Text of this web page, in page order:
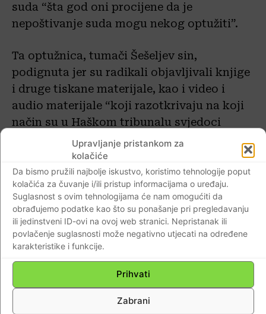
Upravljanje pristankom za
kolačiće
Da bismo pružili najbolje iskustvo, koristimo tehnologije poput
kolačića za čuvanje i/ili pristup informacijama o uređaju.
Suglasnost s ovim tehnologijama će nam omogućiti da
obrađujemo podatke kao što su ponašanje pri pregledavanju
ili jedinstveni ID-ovi na ovoj web stranici. Nepristanak ili
povlačenje suglasnosti može negativno utjecati na određene
karakteristike i funkcije.
Prihvati
Zabrani
suda “šta god oni procijene da je
nepoštivanje suda mogu nekog optužiti”.
Ta optužnica, tumači Šešeljev sin,
podignuta jer su radikali objavljivali knjige
i druge tiskane materijale, kao i video i
audio materijale “koji razotkrivaju na koji
način su u Haškom tribunalu svjedoci
optužbe bili instruirani i potkupljeni da
svjedoče protiv Vojislava Šešelja” u
njegovom osnovnom procesu.
Aleksandar Šešelj drži da podizanje nove
optužnice u predizbornom periodu nije
slučajno i Haški tribunal vidi kao “politički
instrument interesa i za račun SAD-a”,
sukladno političkoj situaciji.
Izvanredni parlamentarni izbori u Srbiji